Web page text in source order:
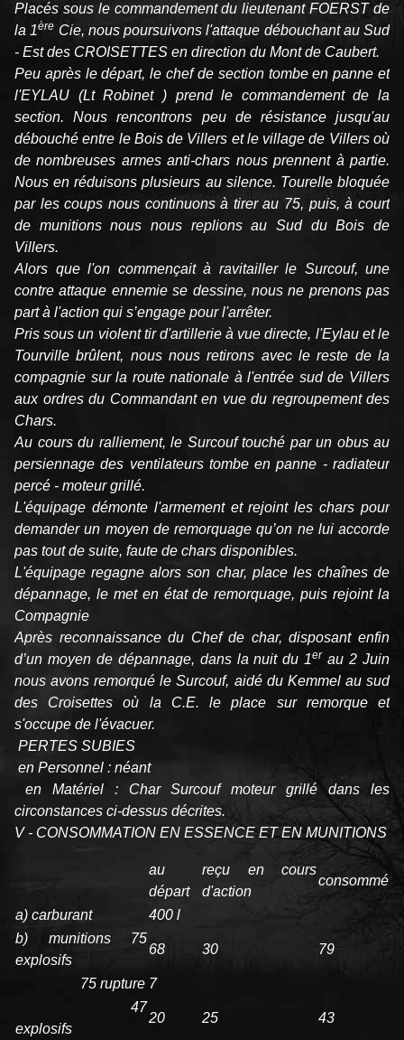
Placés sous le commandement du lieutenant FOERST de
la 1ère Cie, nous poursuivons l'attaque débouchant au Sud
- Est des CROISETTES en direction du Mont de Caubert.
Peu après le départ, le chef de section tombe en panne et
l'EYLAU (Lt Robinet ) prend le commandement de la
section. Nous rencontrons peu de résistance jusqu'au
débouché entre le Bois de Villers et le village de Villers où
de nombreuses armes anti-chars nous prennent à partie.
Nous en réduisons plusieurs au silence. Tourelle bloquée
par les coups nous continuons à tirer au 75, puis, à court
de munitions nous nous replions au Sud du Bois de
Villers.
Alors que l'on commençait à ravitailler le Surcouf, une
contre attaque ennemie se dessine, nous ne prenons pas
part à l'action qui s’engage pour l'arrêter.
Pris sous un violent tir d'artillerie à vue directe, l'Eylau et le
Tourville brûlent, nous nous retirons avec le reste de la
compagnie sur la route nationale à l'entrée sud de Villers
aux ordres du Commandant en vue du regroupement des
Chars.
Au cours du ralliement, le Surcouf touché par un obus au
persiennage des ventilateurs tombe en panne - radiateur
percé - moteur grillé.
L'équipage démonte l'armement et rejoint les chars pour
demander un moyen de remorquage qu’on ne lui accorde
pas tout de suite, faute de chars disponibles.
L'équipage regagne alors son char, place les chaînes de
dépannage, le met en état de remorquage, puis rejoint la
Compagnie
Après reconnaissance du Chef de char, disposant enfin
d’un moyen de dépannage, dans la nuit du 1er au 2 Juin
nous avons remorqué le Surcouf, aidé du Kemmel au sud
des Croisettes où la C.E. le place sur remorque et
s'occupe de l'évacuer.
PERTES SUBIES
en Personnel : néant
en Matériel : Char Surcouf moteur grillé dans les
circonstances ci-dessus décrites.
V - CONSOMMATION EN ESSENCE ET EN MUNITIONS
au
départ
reçu en cours
d'action
consommé
a) carburant
400 l
b) munitions 75
explosifs
68 30 79
75 rupture 7
47
explosifs
20 25 43